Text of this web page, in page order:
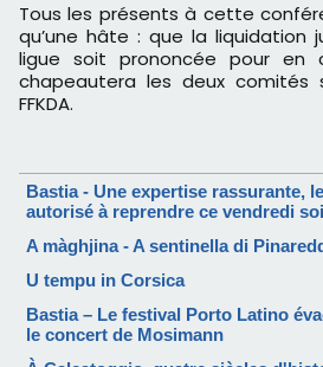
Tous les présents à cette
qu’une hâte : que la liquidation
ligue soit prononcée pour en
chapeautera les deux comités
FFKDA.
Bastia - Une expertise rassurante,
autorisé à reprendre ce vendredi
A màghjina - A sentinella di
U tempu in Corsica
Bastia – Le festival Porto Latino
le concert de Mosimann